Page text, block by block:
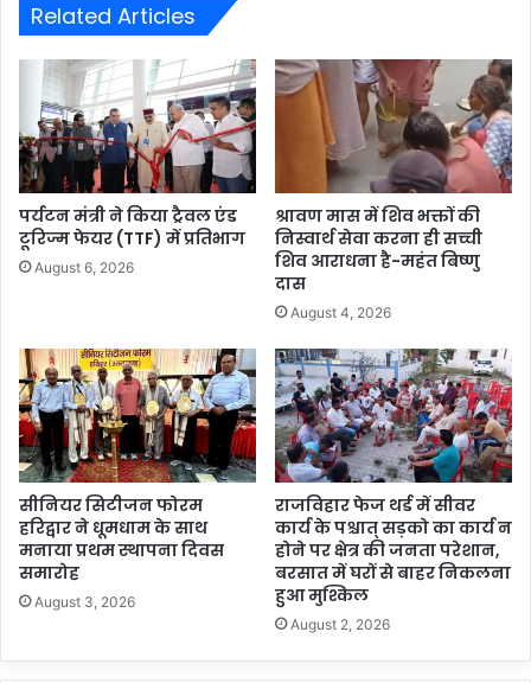
Related Articles
पर्यटन मंत्री ने किया ट्रैवल एंड
टूरिज्म फेयर (TTF) में प्रतिभाग
August 6, 2026
श्रावण मास में शिव भक्तों की
निस्वार्थ सेवा करना ही सच्ची
शिव आराधना है-महंत बिष्णु
दास
August 4, 2026
सीनियर सिटीजन फोरम
हरिद्वार ने धूमधाम के साथ
मनाया प्रथम स्थापना दिवस
समारोह
August 3, 2026
राजविहार फेज थर्ड में सीवर
कार्य के पश्चात् सड़को का कार्य न
होने पर क्षेत्र की जनता परेशान,
बरसात में घरों से बाहर निकलना
हुआ मुश्किल
August 2, 2026